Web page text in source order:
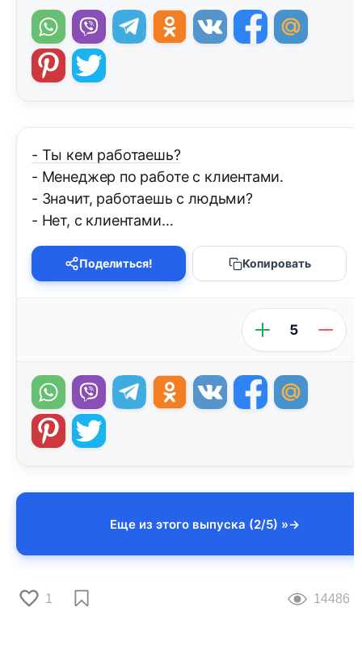
- Ты кем работаешь?
- Менеджер по работе с клиентами.
- Значит, работаешь с людьми?
- Нет, с клиентами…
Поделиться! Копировать
5
Еще из этого выпуска (2/5) »
1 14486